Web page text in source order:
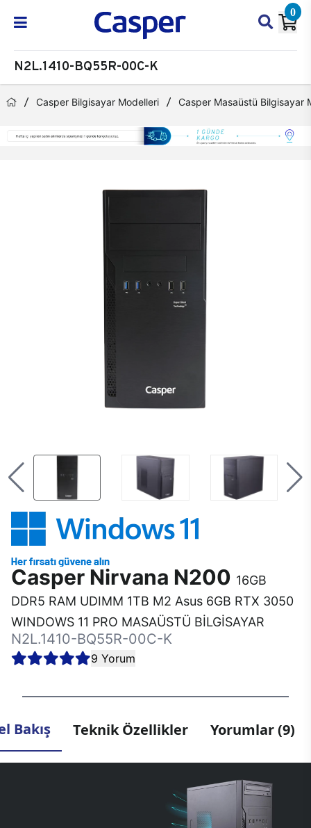
0
N2L.1410-BQ55R-00C-K
Casper Bilgisayar Modelleri Casper Masaüstü Bilgisayar
Casper Nirvana N200 16GB
DDR5 RAM UDIMM 1TB M2 Asus 6GB RTX 3050
WINDOWS 11 PRO MASAÜSTÜ BİLGİSAYAR
N2L.1410-BQ55R-00C-K
9 Yorum
Bakış Teknik Özellikler Yorumlar (9)